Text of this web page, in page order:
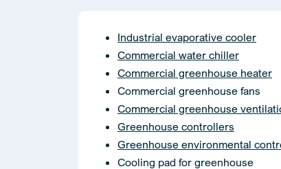
Industrial evaporative cooler
Commercial water chiller
Commercial greenhouse heater
Commercial greenhouse fans
Commercial greenhouse
Greenhouse controllers
Greenhouse environmental
Cooling pad for greenhouse